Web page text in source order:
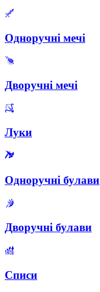
Одноручні мечі
Дворучні мечі
Луки
Одноручні булави
Дворучні булави
Списи